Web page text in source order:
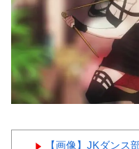
エッ画像♪
海外「日本よ、お前がナン
ーワンだ」 熊本地震直後の日
本の対応のスピードに世界が
女ｗｗｗ
【画像】JKダンス